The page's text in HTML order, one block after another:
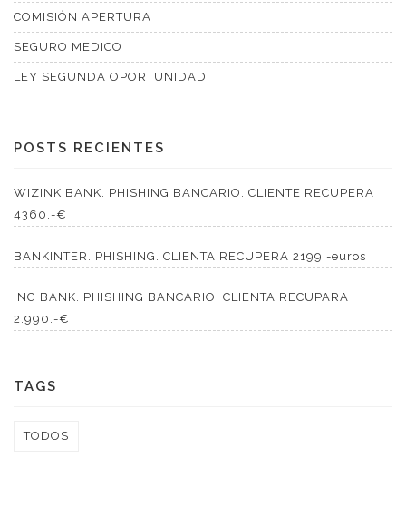
COMISIÓN APERTURA
SEGURO MEDICO
LEY SEGUNDA OPORTUNIDAD
POSTS RECIENTES
WIZINK BANK. PHISHING BANCARIO. CLIENTE RECUPERA
4360.-€
BANKINTER. PHISHING. CLIENTA RECUPERA 2199.-euros
ING BANK. PHISHING BANCARIO. CLIENTA RECUPARA
2.990.-€
TAGS
TODOS